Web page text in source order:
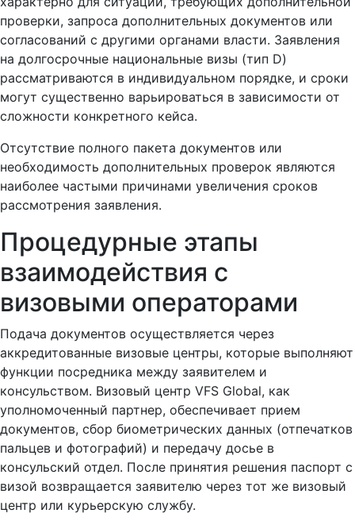
проверки, запроса дополнительных документов или
согласований с другими органами власти. Заявления
на долгосрочные национальные визы (тип D)
рассматриваются в индивидуальном порядке, и сроки
могут существенно варьироваться в зависимости от
сложности конкретного кейса.
Отсутствие полного пакета документов или
необходимость дополнительных проверок являются
наиболее частыми причинами увеличения сроков
рассмотрения заявления.
Процедурные этапы
взаимодействия с
визовыми операторами
Подача документов осуществляется через
аккредитованные визовые центры, которые выполняют
функции посредника между заявителем и
консульством. Визовый центр VFS Global, как
уполномоченный партнер, обеспечивает прием
документов, сбор биометрических данных (отпечатков
пальцев и фотографий) и передачу досье в
консульский отдел. После принятия решения паспорт с
визой возвращается заявителю через тот же визовый
центр или курьерскую службу.